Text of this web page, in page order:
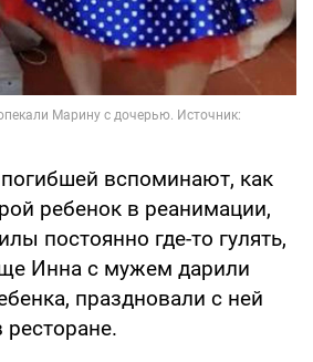
вспоминают, как
ребенок в реанимации,
постоянно где-то гулять,
Инна с мужем дарили
праздновали с ней